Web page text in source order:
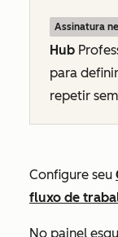
Assinatura
Hub
para
repetir
Configure seu
fluxo de
No painel